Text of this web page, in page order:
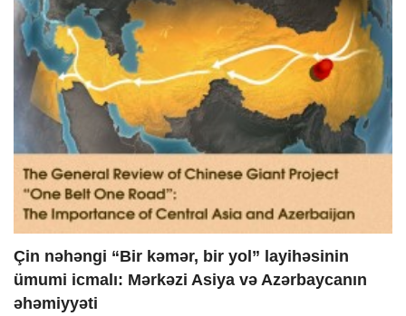
Çin nəhəngi “Bir kəmər, bir yol” layihəsinin
ümumi icmalı: Mərkəzi Asiya və Azərbaycanın
əhəmiyyəti